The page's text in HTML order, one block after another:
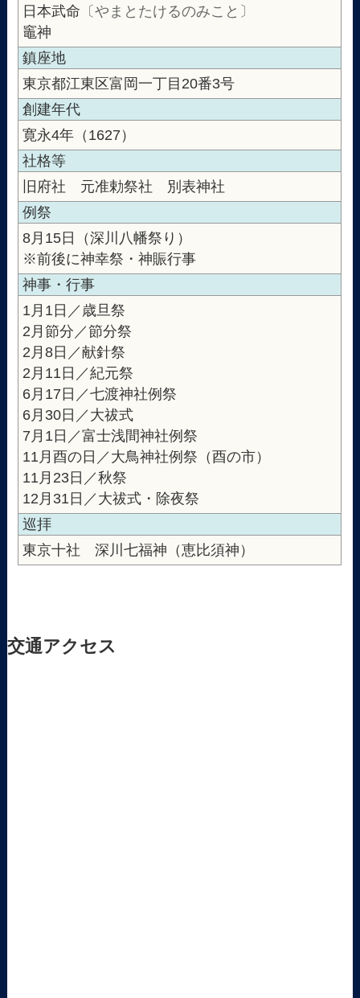
日本武命 〔やまとたけるのみこと〕
竈神
鎮座地
東京都江東区富岡一丁目20番3号
創建年代
寛永4年（1627）
社格等
旧府社 元准勅祭社 別表神社
例祭
8月15日（深川八幡祭り）
※前後に神幸祭・神賑行事
神事・行事
1月1日／歳旦祭
2月節分／節分祭
2月8日／献針祭
2月11日／紀元祭
6月17日／七渡神社例祭
6月30日／大祓式
7月1日／富士浅間神社例祭
11月酉の日／大鳥神社例祭（酉の市）
11月23日／秋祭
12月31日／大祓式・除夜祭
巡拝
東京十社 深川七福神（恵比須神）
交通アクセス